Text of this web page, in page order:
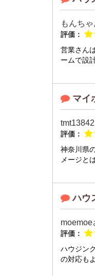
もんち
評価：
営業さん
ームで設
マイ
評価：
神奈川県
メージと
ハウ
moemoe
評価：
ハウジン
の対応も